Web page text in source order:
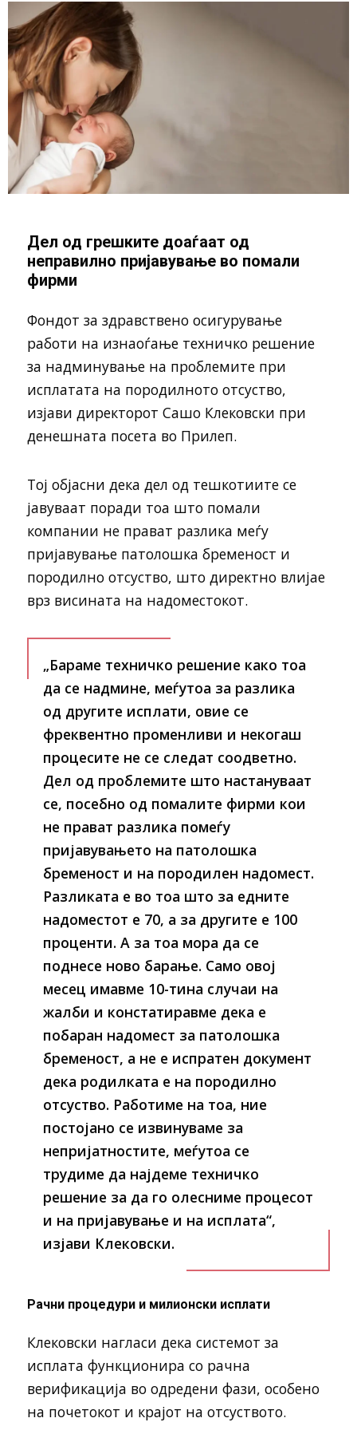
Дел од грешките доаѓаат од
неправилно пријавување во помали
фирми
Фондот за здравствено осигурување
работи на изнаоѓање техничко решение
за надминување на проблемите при
исплатата на породилното отсуство,
изјави директорот Сашо Клековски при
денешната посета во Прилеп.
Тој објасни дека дел од тешкотиите се
јавуваат поради тоа што помали
компании не прават разлика меѓу
пријавување патолошка бременост и
породилно отсуство, што директно влијае
врз висината на надоместокот.
„Бараме техничко решение како тоа
да се надмине, меѓутоа за разлика
од другите исплати, овие се
фреквентно променливи и некогаш
процесите не се следат соодветно.
Дел од проблемите што настануваат
се, посебно од помалите фирми кои
не прават разлика помеѓу
пријавувањето на патолошка
бременост и на породилен надомест.
Разликата е во тоа што за едните
надоместот е 70, а за другите е 100
проценти. А за тоа мора да се
поднесе ново барање. Само овој
месец имавме 10-тина случаи на
жалби и констатиравме дека е
побаран надомест за патолошка
бременост, а не е испратен документ
дека родилката е на породилно
отсуство. Работиме на тоа, ние
постојано се извинуваме за
непријатностите, меѓутоа се
трудиме да најдеме техничко
решение за да го олесниме процесот
и на пријавување и на исплата“,
изјави Клековски.
Рачни процедури и милионски исплати
Клековски нагласи дека системот за
исплата функционира со рачна
верификација во одредени фази, особено
на почетокот и крајот на отсуството.